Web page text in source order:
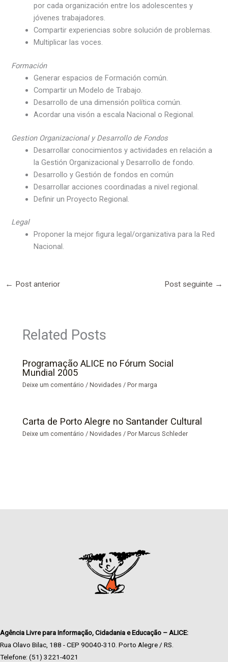
por cada organización entre los adolescentes y
jóvenes trabajadores.
Compartir experiencias sobre solución de problemas.
Multiplicar las voces.
Formación
Generar espacios de Formación común.
Compartir un Modelo de Trabajo.
Desarrollo de una dimensión política común.
Acordar una visón a escala Nacional o Regional.
Gestion Organizacional y Desarrollo de Fondos
Desarrollar conocimientos y actividades en relación a
la Gestión Organizacional y Desarrollo de fondo.
Desarrollo y Gestión de fondos en común
Desarrollar acciones coordinadas a nivel regional.
Definir un Proyecto Regional.
Legal
Proponer la mejor figura legal/organizativa para la Red
Nacional.
← Post anterior Post seguinte →
Related Posts
Programação ALICE no Fórum Social
Mundial 2005
Deixe um comentário /Novidades / Pormarga
Carta de Porto Alegre no Santander Cultural
Deixe um comentário /Novidades / PorMarcus Schleder
Agência Livre para Informação, Cidadania e Educação – ALICE:
Rua Olavo Bilac, 188 - CEP 90040-310. Porto Alegre / RS.
Telefone: (51) 3221-4021